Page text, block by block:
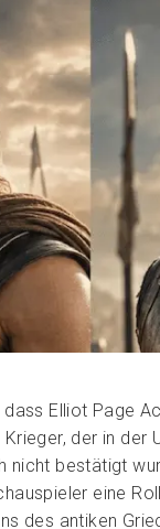
Elliot Page
der in der
nicht bestätigt
eine
des antiken